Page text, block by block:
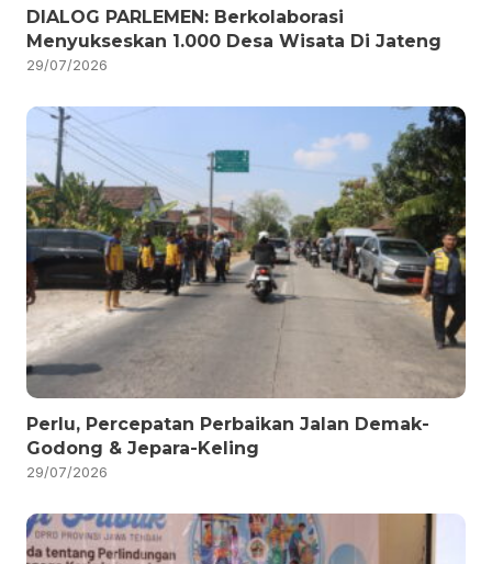
DIALOG PARLEMEN: Berkolaborasi
Menyukseskan 1.000 Desa Wisata Di Jateng
29/07/2026
Perlu, Percepatan Perbaikan Jalan Demak-
Godong & Jepara-Keling
29/07/2026